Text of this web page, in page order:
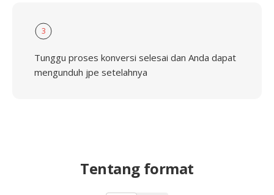
3
Tunggu proses konversi selesai dan Anda dapat
mengunduh jpe setelahnya
Tentang format